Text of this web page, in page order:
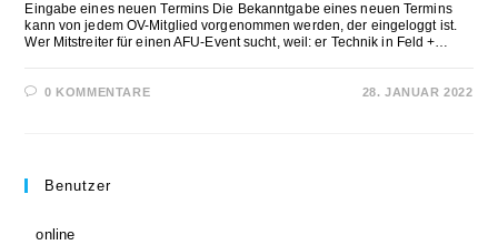
Eingabe eines neuen Termins Die Bekanntgabe eines neuen Termins
kann von jedem OV-Mitglied vorgenommen werden, der eingeloggt ist.
Wer Mitstreiter für einen AFU-Event sucht, weil: er Technik in Feld +…
0 KOMMENTARE 28. JANUAR 2022
Benutzer
online